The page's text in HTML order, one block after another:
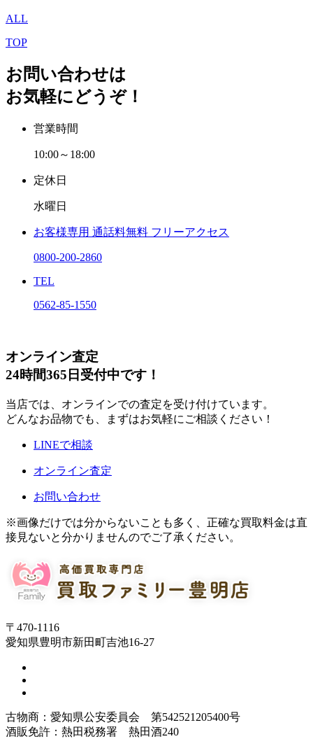
ALL
TOP
お問い合わせは
お気軽にどうぞ！
営業時間
10:00～18:00
定休日
水曜日
お客様専用 通話料無料 フリーアクセス
0800-200-2860
TEL
0562-85-1550
オンライン査定
24時間365日受付中です！
当店では、オンラインでの査定を受け付けています。
どんなお品物でも、まずはお気軽にご相談ください！
LINEで相談
オンライン査定
お問い合わせ
※画像だけでは分からないことも多く、正確な買取料金は直
接見ないと分かりませんのでご了承ください。
〒470-1116
愛知県豊明市新田町吉池16-27
古物商：愛知県公安委員会 第542521205400号
酒販免許：熱田税務署 熱田酒240